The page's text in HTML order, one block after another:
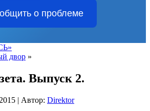
о проблеме
двор »
Выпуск 2.
| Автор: Direktor